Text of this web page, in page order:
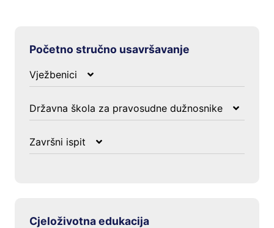
Početno stručno usavršavanje
Vježbenici
Obavijesti
O programu
Iz godišnjeg kalendara/programa PA
Državna škola za pravosudne dužnosnike
Obavijesti
O programu
Iz godišnjeg kalendara/programa PA
Završni ispit
Obavijesti
Cjeloživotna edukacija